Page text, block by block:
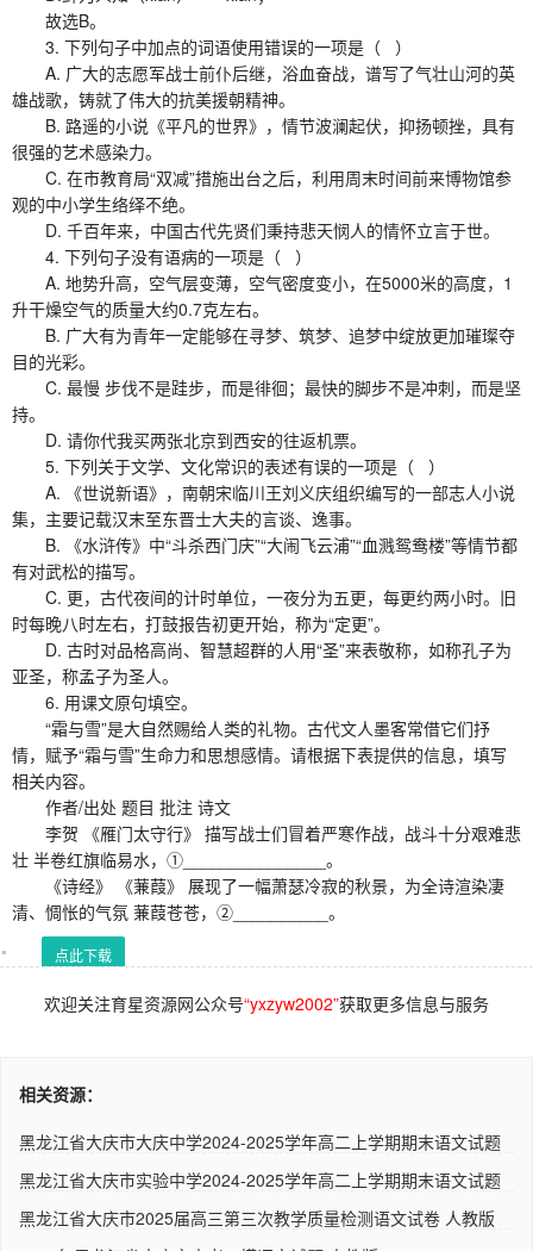
故选B。
3. 下列句子中加点的词语使用错误的一项是（ ）
A. 广大的志愿军战士前仆后继，浴血奋战，谱写了气壮山河的英
雄战歌，铸就了伟大的抗美援朝精神。
B. 路遥的小说《平凡的世界》，情节波澜起伏，抑扬顿挫，具有
很强的艺术感染力。
C. 在市教育局“双减”措施出台之后，利用周末时间前来博物馆参
观的中小学生络绎不绝。
D. 千百年来，中国古代先贤们秉持悲天悯人的情怀立言于世。
4. 下列句子没有语病的一项是（ ）
A. 地势升高，空气层变薄，空气密度变小，在5000米的高度，1
升干燥空气的质量大约0.7克左右。
B. 广大有为青年一定能够在寻梦、筑梦、追梦中绽放更加璀璨夺
目的光彩。
C. 最慢 步伐不是跬步，而是徘徊；最快的脚步不是冲刺，而是坚
持。
D. 请你代我买两张北京到西安的往返机票。
5. 下列关于文学、文化常识的表述有误的一项是（ ）
A. 《世说新语》，南朝宋临川王刘义庆组织编写的一部志人小说
集，主要记载汉末至东晋士大夫的言谈、逸事。
B. 《水浒传》中“斗杀西门庆”“大闹飞云浦”“血溅鸳鸯楼”等情节都
有对武松的描写。
C. 更，古代夜间的计时单位，一夜分为五更，每更约两小时。旧
时每晚八时左右，打鼓报告初更开始，称为“定更”。
D. 古时对品格高尚、智慧超群的人用“圣”来表敬称，如称孔子为
亚圣，称孟子为圣人。
6. 用课文原句填空。
“霜与雪”是大自然赐给人类的礼物。古代文人墨客常借它们抒
情，赋予“霜与雪”生命力和思想感情。请根据下表提供的信息，填写
相关内容。
作者/出处 题目 批注 诗文
李贺 《雁门太守行》 描写战士们冒着严寒作战，战斗十分艰难悲
壮 半卷红旗临易水，①_______________。
《诗经》 《蒹葭》 展现了一幅萧瑟冷寂的秋景，为全诗渲染凄
清、惆怅的气氛 蒹葭苍苍，②__________。
点此下载
欢迎关注育星资源网公众号“yxzyw2002”获取更多信息与服务
相关资源：
黑龙江省大庆市大庆中学2024-2025学年高二上学期期末语文试题
黑龙江省大庆市实验中学2024-2025学年高二上学期期末语文试题
黑龙江省大庆市2025届高三第三次教学质量检测语文试卷 人教版